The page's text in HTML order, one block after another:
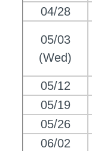
04/28
05/03
(Wed)
05/12
05/19
05/26
06/02